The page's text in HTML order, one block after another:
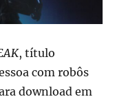
, título
com robôs
download em